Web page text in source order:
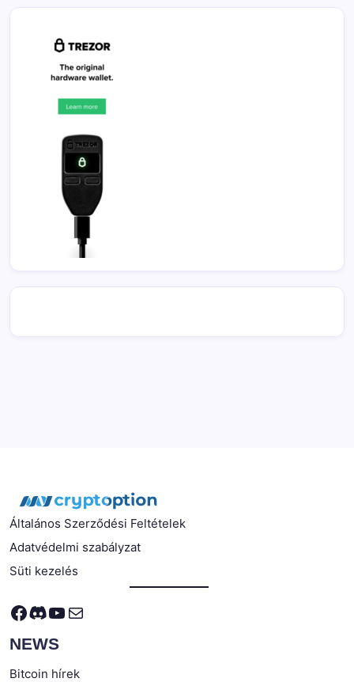
Általános Szerződési Feltételek
Adatvédelmi szabályzat
Süti kezelés
Facebook
Discord
YouTube
Mail
NEWS
Bitcoin hírek